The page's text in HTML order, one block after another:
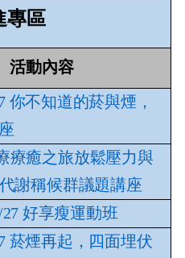
專區
活動內容
你不知道的菸與煙，
療癒之旅放鬆壓力與
謝稱候群議題講座
27 好享瘦運動班
菸煙再起，四面埋伏